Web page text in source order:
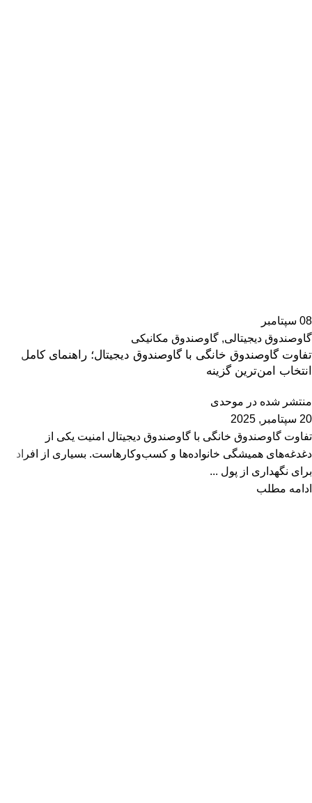
08 سپتامبر
گاوصندوق دیجیتالی, گاوصندوق مکانیکی
تفاوت گاوصندوق خانگی با گاوصندوق دیجیتال؛ راهنمای کامل
انتخاب امن‌ترین گزینه
منتشر شده در موحدی
20 سپتامبر, 2025
تفاوت گاوصندوق خانگی با گاوصندوق دیجیتال امنیت یکی از
دغدغه‌های همیشگی خانواده‌ها و کسب‌وکارهاست. بسیاری از افراد
برای نگهداری از پول ...
ادامه مطلب